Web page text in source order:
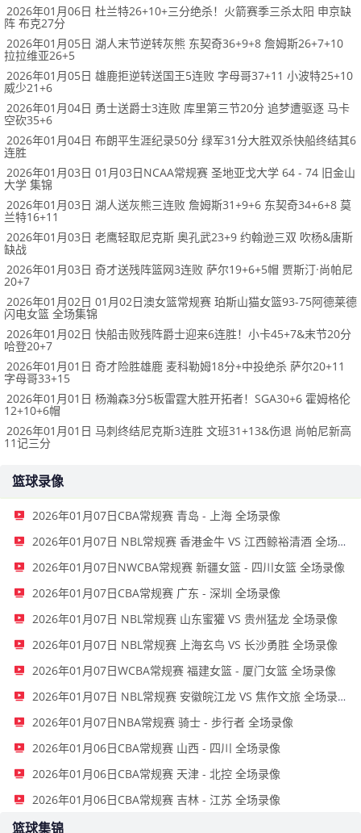
2026年01月06日 杜兰特26+10+三分绝杀！火箭赛季三杀太阳 申京缺
阵 布克27分
2026年01月05日 湖人末节逆转灰熊 东契奇36+9+8 詹姆斯26+7+10
拉拉维亚26+5
2026年01月05日 雄鹿拒逆转送国王5连败 字母哥37+11 小波特25+10
威少21+6
2026年01月04日 勇士送爵士3连败 库里第三节20分 追梦遭驱逐 马卡
空砍35+6
2026年01月04日 布朗平生涯纪录50分 绿军31分大胜双杀快船终结其6
连胜
2026年01月03日 01月03日NCAA常规赛 圣地亚戈大学 64 - 74 旧金山
大学 集锦
2026年01月03日 湖人送灰熊三连败 詹姆斯31+9+6 东契奇34+6+8 莫
兰特16+11
2026年01月03日 老鹰轻取尼克斯 奥孔武23+9 约翰逊三双 吹杨&唐斯
缺战
2026年01月03日 奇才送残阵篮网3连败 萨尔19+6+5帽 贾斯汀·尚帕尼
20+7
2026年01月02日 01月02日澳女篮常规赛 珀斯山猫女篮93-75阿德莱德
闪电女篮 全场集锦
2026年01月02日 快船击败残阵爵士迎来6连胜！小卡45+7&末节20分
哈登20+7
2026年01月01日 奇才险胜雄鹿 麦科勒姆18分+中投绝杀 萨尔20+11
字母哥33+15
2026年01月01日 杨瀚森3分5板雷霆大胜开拓者！SGA30+6 霍姆格伦
12+10+6帽
2026年01月01日 马刺终结尼克斯3连胜 文班31+13&伤退 尚帕尼新高
11记三分
篮球录像
2026年01月07日CBA常规赛 青岛 - 上海 全场录像
2026年01月07日 NBL常规赛 香港金牛 VS 江西鲸裕清酒 全场录像
2026年01月07日NWCBA常规赛 新疆女篮 - 四川女篮 全场录像
2026年01月07日CBA常规赛 广东 - 深圳 全场录像
2026年01月07日 NBL常规赛 山东蜜獾 VS 贵州猛龙 全场录像
2026年01月07日 NBL常规赛 上海玄鸟 VS 长沙勇胜 全场录像
2026年01月07日WCBA常规赛 福建女篮 - 厦门女篮 全场录像
2026年01月07日 NBL常规赛 安徽皖江龙 VS 焦作文旅 全场录像
2026年01月07日NBA常规赛 骑士 - 步行者 全场录像
2026年01月06日CBA常规赛 山西 - 四川 全场录像
2026年01月06日CBA常规赛 天津 - 北控 全场录像
2026年01月06日CBA常规赛 吉林 - 江苏 全场录像
篮球集锦